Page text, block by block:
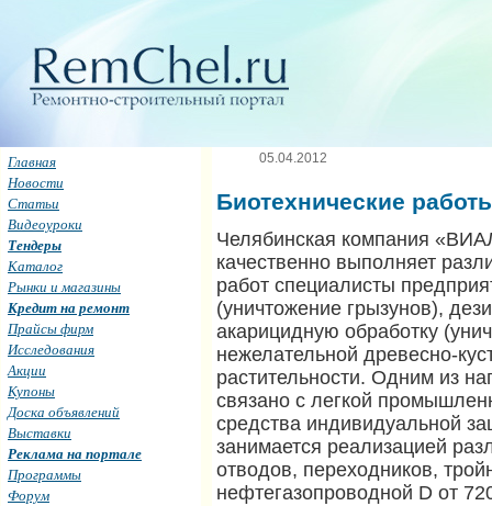
05.04.2012
Биотехнические
Челябинская компания
качественно выполняет
работ специалисты
(уничтожение грызунов),
акарицидную обработку
нежелательной древесно-
растительности. Одним из
связано с легкой
средства индивидуальной
занимается реализацией
отводов, переходников,
нефтегазопроводной D от
Главная
Новости
Статьи
Видеоуроки
Тендеры
Каталог
Рынки и магазины
Кредит на ремонт
Прайсы фирм
Исследования
Акции
Купоны
Доска объявлений
Выставки
Реклама на портале
Программы
Форум